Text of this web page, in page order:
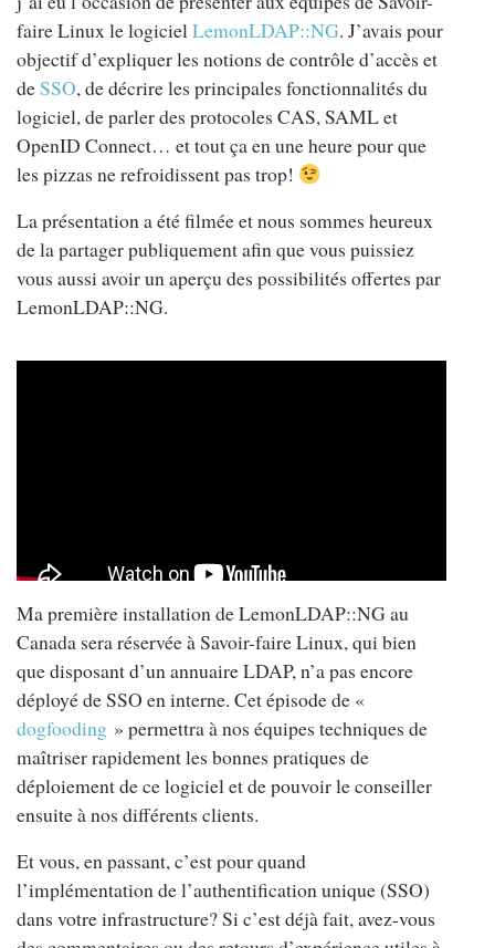
faire Linux le logicielLemonLDAP::NG. J’avais pour
objectif d’expliquer les notions de contrôle d’accès et
deSSO, de décrire les principales fonctionnalités du
logiciel, de parler des protocoles CAS, SAML et
OpenID Connect… et tout ça en une heure pour que
les pizzas ne refroidissent pas trop!
La présentation a été filmée et nous sommes heureux
de la partager publiquement afin que vous puissiez
vous aussi avoir un aperçu des possibilités offertes par
LemonLDAP::NG.
Ma première installation de LemonLDAP::NG au
Canada sera réservée à Savoir-faire Linux, qui bien
que disposant d’un annuaire LDAP, n’a pas encore
déployé de SSO en interne. Cet épisode de «
dogfooding » permettra à nos équipes techniques de
maîtriser rapidement les bonnes pratiques de
déploiement de ce logiciel et de pouvoir le conseiller
ensuite à nos différents clients.
Et vous, en passant, c’est pour quand
l’implémentation de l’authentification unique (SSO)
dans votre infrastructure? Si c’est déjà fait, avez-vous